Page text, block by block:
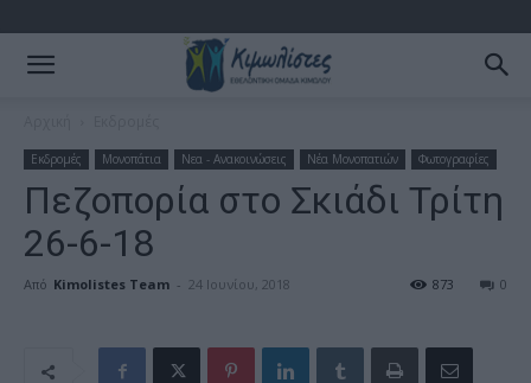
Εκδρομές Μονοπάτια Νεα - Ανακοινώσεις Νέα Μονοπατιών Φωτογραφίες
Πεζοπορία στο Σκιάδι Τρίτη
26-6-18
Από Kimolistes Team - 24 Ιουνίου, 2018 0
873